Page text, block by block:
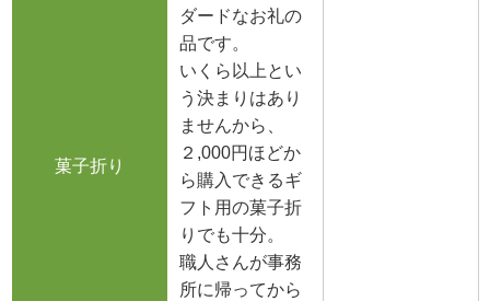
菓子折り
ダードなお礼の
品です。
いくら以上とい
う決まりはあり
ませんから、
２,000円ほどか
ら購入できるギ
フト用の菓子折
りでも十分。
職人さんが事務
所に帰ってから